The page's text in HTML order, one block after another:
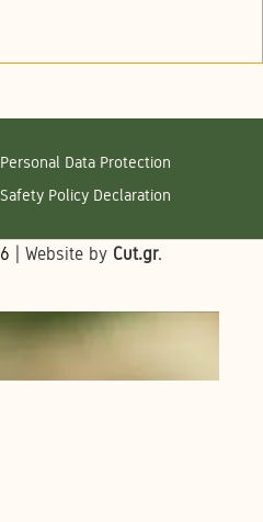
Personal Data Protection
Policy Declaration
| Website by Cut.gr.